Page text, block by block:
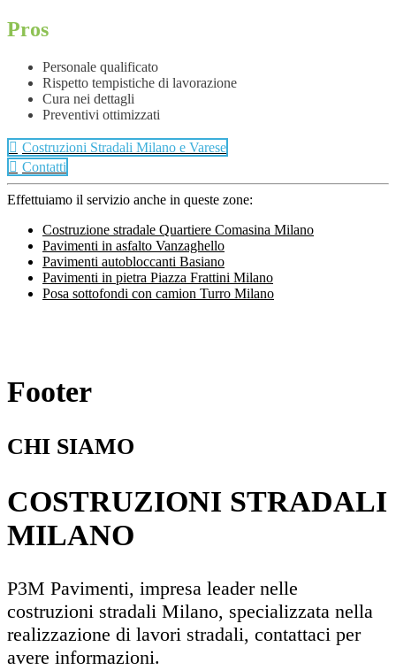
Pros
Personale qualificato
Rispetto tempistiche di lavorazione
Cura nei dettagli
Preventivi ottimizzati
Costruzioni Stradali Milano e Varese
Contatti
Effettuiamo il servizio anche in queste zone:
Costruzione stradale Quartiere Comasina Milano
Pavimenti in asfalto Vanzaghello
Pavimenti autobloccanti Basiano
Pavimenti in pietra Piazza Frattini Milano
Posa sottofondi con camion Turro Milano
Footer
CHI SIAMO
COSTRUZIONI STRADALI
MILANO
P3M Pavimenti, impresa leader nelle
costruzioni stradali Milano, specializzata nella
realizzazione di lavori stradali, contattaci per
avere informazioni.